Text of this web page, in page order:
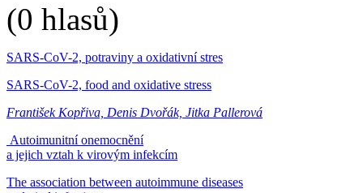
(0 hlasů)
SARS-CoV-2, potraviny a oxidativní stres
SARS-CoV-2, food and oxidative stress
František Kopřiva, Denis Dvořák, Jitka Pallerová
Autoimunitní onemocnění
a jejich vztah k virovým infekcím
The association between autoimmune diseases